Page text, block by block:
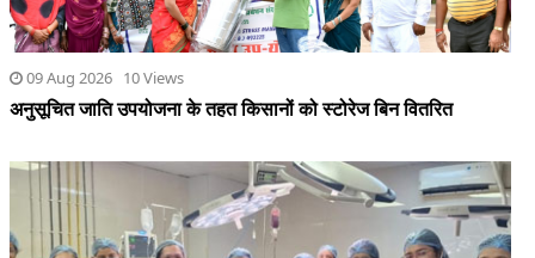
09 Aug 2026 10 Views
अनुसूचित जाति उपयोजना के तहत किसानों को स्टोरेज बिन वितरित